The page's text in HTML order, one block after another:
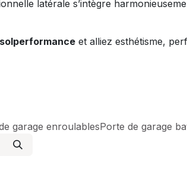
latérale s’intègre
et alliez esthétisme,
garage enroulablesPorte de garage